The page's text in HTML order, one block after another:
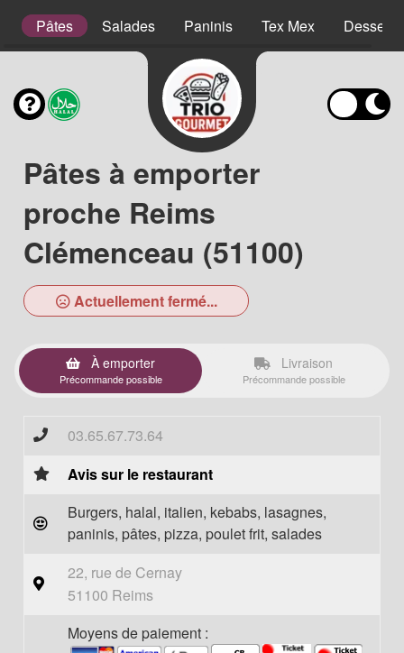
Pâtes Salades Paninis Tex Mex Desserts
Pâtes à emporter
proche Reims
Clémenceau (51100)
Actuellement fermé...
À emporter
Précommande possible
Livraison
Précommande possible
03.65.67.73.64
Avis sur le restaurant
Burgers, halal, italien, kebabs, lasagnes,
paninis, pâtes, pizza, poulet frit, salades
22, rue de Cernay
51100 Reims
Moyens de paiement :